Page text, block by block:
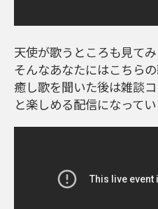
天使が歌うところも見てみ
そんなあなたにはこちらの
癒し歌を聞いた後は雑談
と楽しめる配信になってい